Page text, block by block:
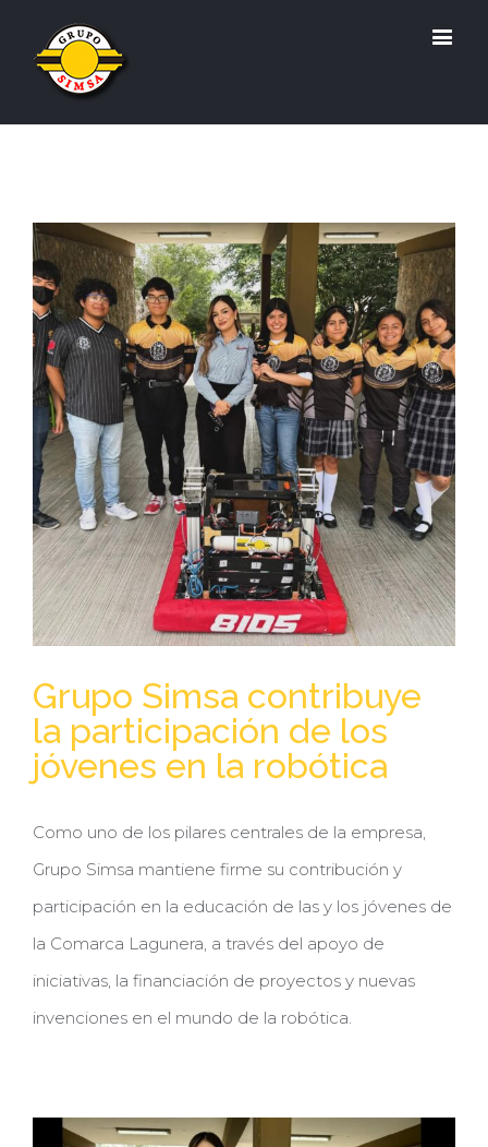
View
Larger
Image
Grupo Simsa contribuye
la participación de los
jóvenes en la robótica
Como uno de los pilares centrales de la empresa,
Grupo Simsa mantiene firme su contribución y
participación en la educación de las y los jóvenes de
la Comarca Lagunera, a través del apoyo de
iniciativas, la financiación de proyectos y nuevas
invenciones en el mundo de la robótica.